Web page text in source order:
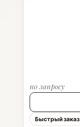
по запросу
Быстрый заказ